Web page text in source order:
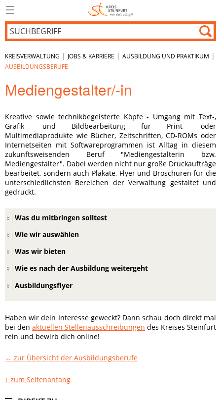
KREISVERWALTUNG | JOBS & KARRIERE | AUSBILDUNG UND PRAKTIKUM |
AUSBILDUNGSBERUFE
Mediengestalter/-in
Kreative sowie technikbegeisterte Köpfe - Umgang mit Text-,
Grafik- und Bildbearbeitung für Print- oder
Multimediaprodukte wie Bücher, Zeitschriften, CD-ROMs oder
Internetseiten mit Softwareprogrammen ist Alltag in diesem
zukunftsweisenden Beruf "Mediengestalterin bzw.
Mediengestalter". Dabei werden nicht nur große Druckaufträge
bearbeitet, sondern auch Plakate, Flyer und Broschüren für die
unterschiedlichsten Bereichen der Verwaltung gestaltet und
gedruckt.
Was du mitbringen solltest
Wie wir auswählen
Was wir bieten
Wie es nach der Ausbildung weitergeht
Ausbildungsflyer
Haben wir dein Interesse geweckt? Dann schau doch direkt mal
bei den aktuellen Stellenausschreibungen des Kreises Steinfurt
rein und bewirb dich online!
← zur Übersicht der Ausbildungsberufe
↑ zum Seitenanfang